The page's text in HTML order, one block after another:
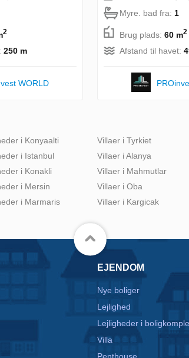
2
250 m
WORLD
Myre. bad fra: 1
Brug plads: 60 m2
Afstand til havet:
i Konyaalti
i Istanbul
i Konakli
i Mersin
i Marmaris
Villaer i Tyrkiet
Villaer i Alanya
Villaer i Mahmutlar
Villaer i Oba
Villaer i Kargicak
EJENDOM
Nye boliger
Lejlighed
Lejligheder i
Villa